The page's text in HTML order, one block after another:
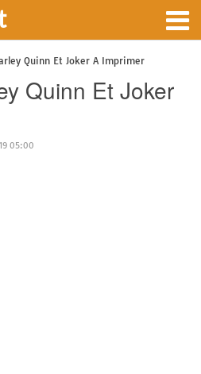
Quinn Et Joker A Imprimer
Quinn Et Joker
05:00